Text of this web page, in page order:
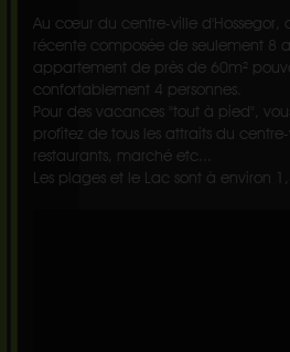
Au cœur du centre-ville d'Hossegor,
récente composée de seulement 8
appartement de près de 60m²
confortablement 4 personnes.
Pour des vacances "tout à pied",
profitez de tous les attraits du
restaurants, marché etc...
Les plages et le Lac sont à environ